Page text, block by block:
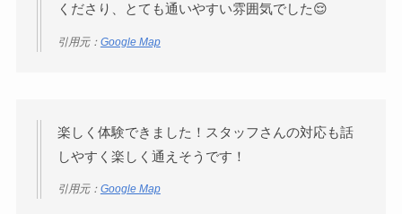
くださり、とても通いやすい雰囲気でした😌
引用元： Google Map
楽しく体験できました！スタッフさんの対応も話
しやすく楽しく通えそうです！
引用元： Google Map